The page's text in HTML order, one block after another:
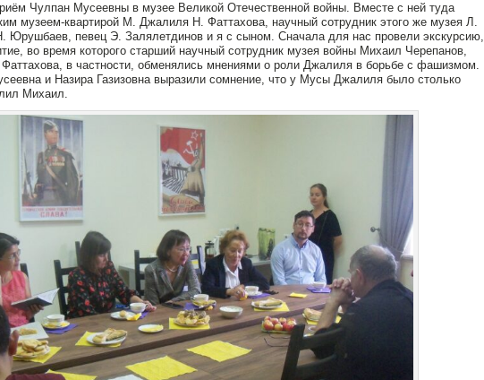
Чулпан Мусеевны в музее Великой Отечественной войны. Вместе с ней туда
музеем-квартирой М. Джалиля Н. Фаттахова, научный сотрудник этого же музея Л.
Юрушбаев, певец Э. Залялетдинов и я с сыном. Сначала для нас провели экскурсию,
во время которого старший научный сотрудник музея войны Михаил Черепанов,
в частности, обменялись мнениями о роли Джалиля в борьбе с фашизмом.
и Назира Газизовна выразили сомнение, что у Мусы Джалиля было столько
Михаил.